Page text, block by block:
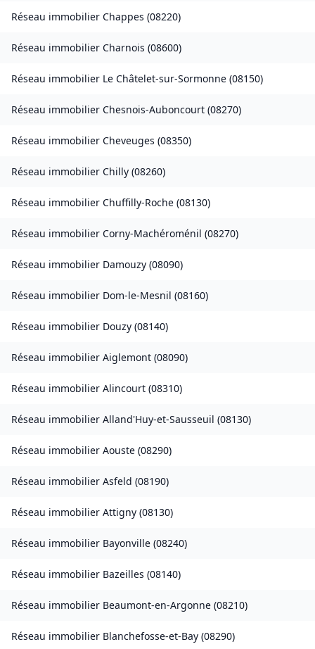
Réseau immobilier Chappes (08220)
Réseau immobilier Charnois (08600)
Réseau immobilier Le Châtelet-sur-Sormonne (08150)
Réseau immobilier Chesnois-Auboncourt (08270)
Réseau immobilier Cheveuges (08350)
Réseau immobilier Chilly (08260)
Réseau immobilier Chuffilly-Roche (08130)
Réseau immobilier Corny-Machéroménil (08270)
Réseau immobilier Damouzy (08090)
Réseau immobilier Dom-le-Mesnil (08160)
Réseau immobilier Douzy (08140)
Réseau immobilier Aiglemont (08090)
Réseau immobilier Alincourt (08310)
Réseau immobilier Alland'Huy-et-Sausseuil (08130)
Réseau immobilier Aouste (08290)
Réseau immobilier Asfeld (08190)
Réseau immobilier Attigny (08130)
Réseau immobilier Bayonville (08240)
Réseau immobilier Bazeilles (08140)
Réseau immobilier Beaumont-en-Argonne (08210)
Réseau immobilier Blanchefosse-et-Bay (08290)